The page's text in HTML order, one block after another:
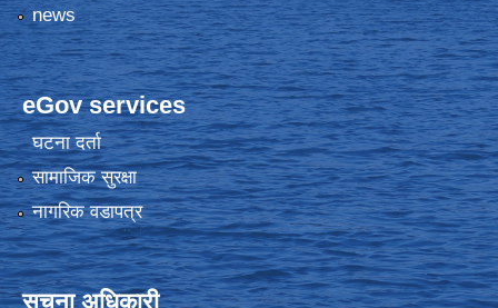
news
eGov services
घटना दर्ता
सामाजिक सुरक्षा
नागरिक वडापत्र
सूचना अधिकारी